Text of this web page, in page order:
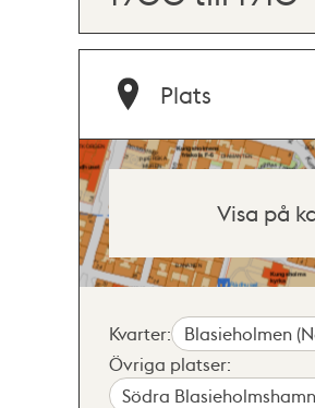
Plats
Visa på
Kvarter:
Blasieholmen
Övriga platser:
Södra